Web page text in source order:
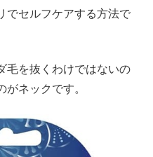
でセルフケアする方法で
毛を抜くわけではないの
ネックです。